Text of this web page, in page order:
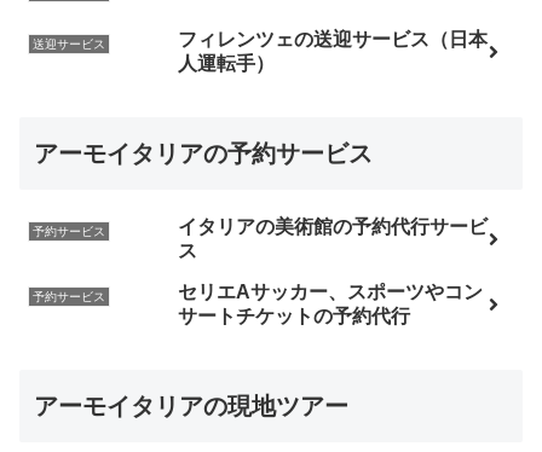
送迎サービス
フィレンツェの送迎サービス（日本
人運転手）
アーモイタリアの予約サービス
予約サービス
イタリアの美術館の予約代行サービ
ス
予約サービス
セリエAサッカー、スポーツやコン
サートチケットの予約代行
アーモイタリアの現地ツアー